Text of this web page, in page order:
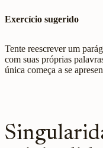
Exercício sugerido
Tente reescrever um
com suas próprias
única começa a se